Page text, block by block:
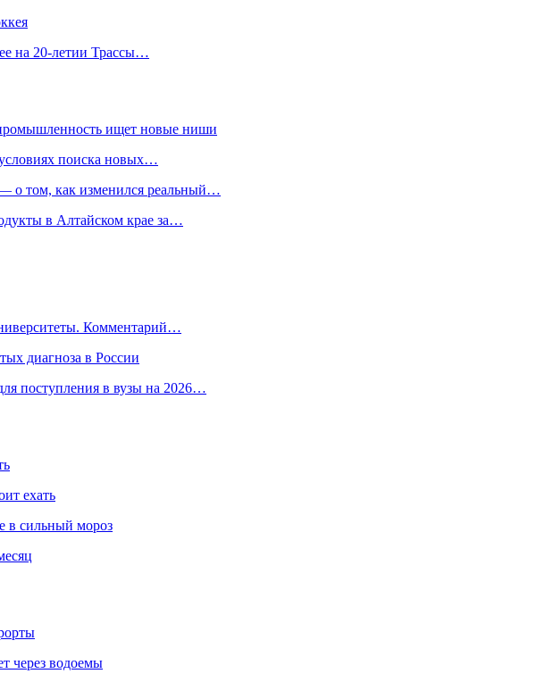
на 20-летии Трассы…
ищет новые ниши
поиска новых…
о том, как изменился реальный…
в Алтайском крае за…
Комментарий…
диагноза в России
поступления в вузы на 2026…
ехать
в сильный мороз
через водоемы